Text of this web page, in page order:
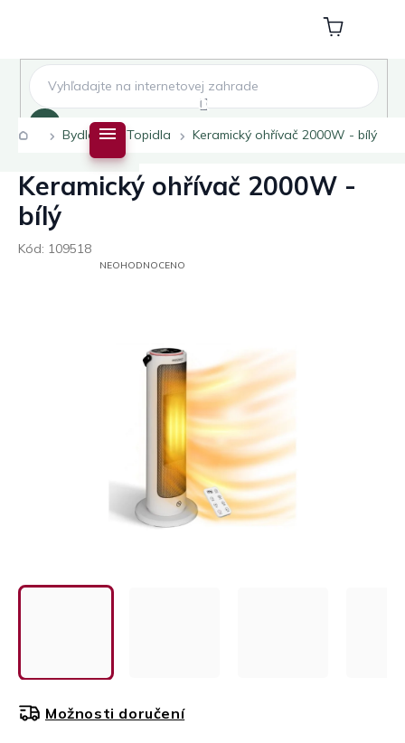
Nákupní
košík
DomůBydlení Topidla Keramický ohřívač 2000W - bílý
Keramický ohřívač 2000W -
bílý
Kód: 109518
PRŮMĚRNÉNEOHODNOCENO
Možnosti doručení